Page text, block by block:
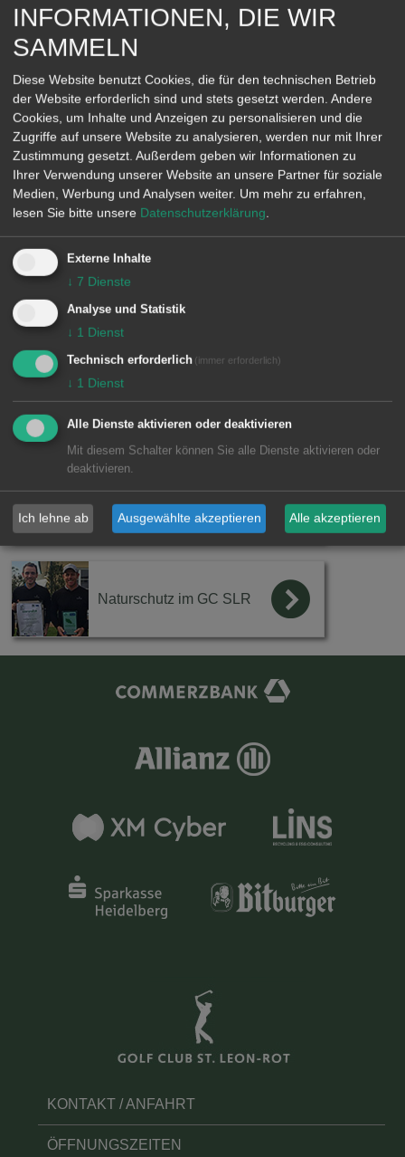
Deutschen Golf Verband und dessen Experten zusammen.
Darüber hinaus wurde im Jahr 2019 von den baden-
württembergischen Golfanlagen, dem Umweltministerium
Baden Württemberg, dem Baden-Württembergischen
Golfverband (BWGV) und dem Deutschen Golf Verband
(DGV) das Pilotprojekt„Lebensraum Golfplatz – Wir fördern
Artenvielfalt“ ins Leben gerufen, an dem sich der Golf Club
St. Leon-Rot beteiligt. Ziel des Projektes ist es, die
vorhandenen Biodiversitätsflächen auf baden-
württembergischen Golfanlagen quantitativ und qualitativ
Rot in den kommenden Monaten weitere Maßnahmen zum
Artenschutz umgesetzt, über die wir regelmäßig auf
Social Media Kanälen
Neben zahlreichen Partnern wie u.a. dem Greenkeeper
Verband Deutschland e.V., Leading Golf Clubs of Germany
e.V. u.v.m., findet auch mit den Naturschutzbehörden ein
regelmäßiger Austausch statt. Weitere Informationen zu
ausgewählten Themenschwerpunkten finden Sie auf
unseren Unterseiten.
25 Jahre Biodiversität &
Naturschutz im GC SLR
Naturschutz im GC SLR
KONTAKT / ANFAHRT
ÖFFNUNGSZEITEN
INFORMATIONEN, DIE WIR
SAMMELN
Diese Website benutzt Cookies, die für den technischen Betrieb
der Website erforderlich sind und stets gesetzt werden. Andere
Cookies, um Inhalte und Anzeigen zu personalisieren und die
Zugriffe auf unsere Website zu analysieren, werden nur mit Ihrer
Zustimmung gesetzt. Außerdem geben wir Informationen zu
Ihrer Verwendung unserer Website an unsere Partner für soziale
Medien, Werbung und Analysen weiter. Um mehr zu erfahren,
lesen Sie bitte unsere Datenschutzerklärung.
Externe Inhalte
↓ 7 Dienste
Analyse und Statistik
↓ 1 Dienst
Technisch erforderlich (immer erforderlich)
↓ 1 Dienst
Alle Dienste aktivieren oder deaktivieren
Mit diesem Schalter können Sie alle Dienste aktivieren oder
deaktivieren.
Ich lehne ab Ausgewählte akzeptieren Alle akzeptieren